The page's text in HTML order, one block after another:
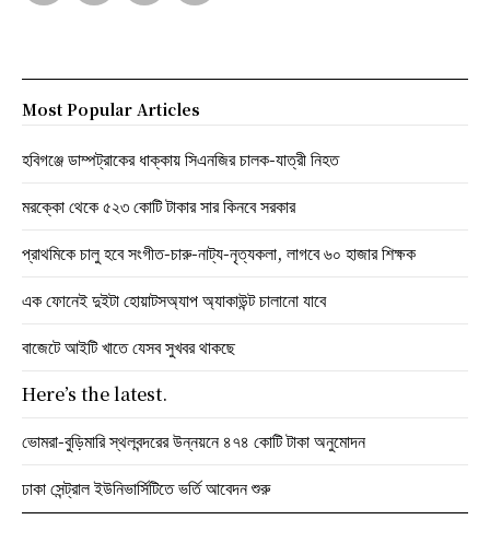
Most Popular Articles
হবিগঞ্জে ডাম্পট্রাকের ধাক্কায় সিএনজির চালক-যাত্রী নিহত
মরক্কো থেকে ৫২৩ কোটি টাকার সার কিনবে সরকার
প্রাথমিকে চালু হবে সংগীত-চারু-নাট্য-নৃত্যকলা, লাগবে ৬০ হাজার শিক্ষক
এক ফোনেই দুইটা হোয়াটসঅ্যাপ অ্যাকাউন্ট চালানো যাবে
বাজেটে আইটি খাতে যেসব সুখবর থাকছে
Here’s the latest.
ভোমরা-বুড়িমারি স্থলবন্দরের উন্নয়নে ৪৭৪ কোটি টাকা অনুমোদন
ঢাকা সেন্ট্রাল ইউনিভার্সিটিতে ভর্তি আবেদন শুরু